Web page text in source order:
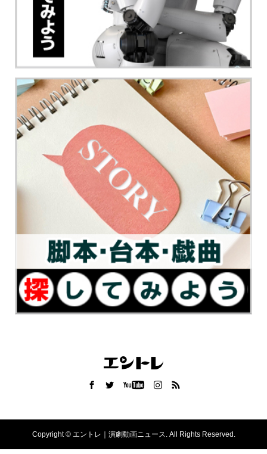
Copyright ©エントレ｜演劇動画ニュース. All Rights Reserved.